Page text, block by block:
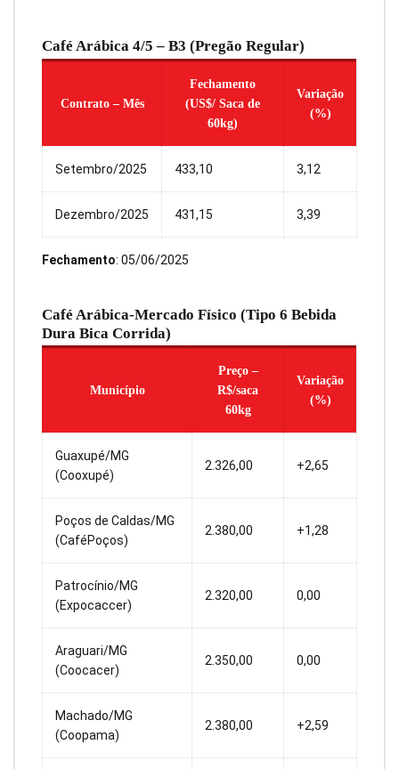
Café Arábica 4/5 – B3 (Pregão Regular)
Contrato – Mês
Fechamento
(US$/ Saca de
60kg)
Variação
(%)
Setembro/2025 433,10 3,12
Dezembro/2025 431,15 3,39
Fechamento: 05/06/2025
Café Arábica-Mercado Físico (Tipo 6 Bebida
Dura Bica Corrida)
Município
Preço –
R$/saca
60kg
Variação
(%)
Guaxupé/MG
(Cooxupé)
2.326,00 +2,65
Poços de Caldas/MG
(CaféPoços)
2.380,00 +1,28
Patrocínio/MG
(Expocaccer)
2.320,00 0,00
Araguari/MG
(Coocacer)
2.350,00 0,00
Machado/MG
(Coopama)
2.380,00 +2,59